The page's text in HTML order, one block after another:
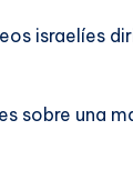
israelíes
sobre una